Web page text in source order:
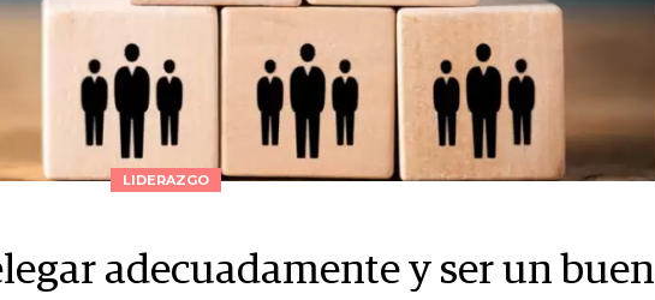
LIDERAZGO
adecuadamente y ser un buen